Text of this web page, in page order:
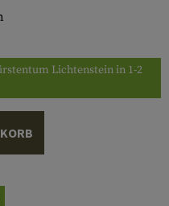
Lichtenstein in 1-2